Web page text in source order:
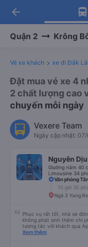
Tải
Nhận
Tải
-30k/
arrow_back
Quận 2 Krông
Vé xe khách xe đi Đắk
Đặt mua vé xe 4
2 chất lượng cao
chuyến mỗi ngày
Vexere Team
Ngày cập nhật:
Nguyên Dịu
Giường nằm 40
Limousine 34
Văn phòng
10 giờ 30
Ngã 3 Yang
Phục vụ rất tốt, nhà xe
không phát sinh thêm chi
tương tác với khách qua
nữa để hành khách yên
Xem thêm